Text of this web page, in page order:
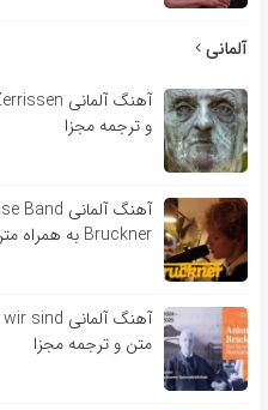
آلمانی
و ترجمه مجزا
Bruckner به همراه متن و ترجمه مجزا
متن و ترجمه مجزا